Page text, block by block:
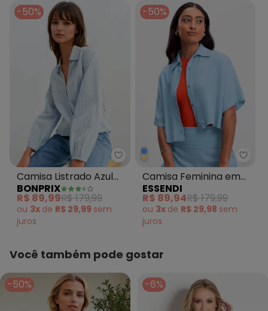
-50%
bonprix - Camisa Listrado Azul
Camisa Listrado Azul
em Tricoline
BONPRIX
R$ 89,99R$ 179,99
ou 3x de R$ 29,99 sem
juros
-50%
Camisa Feminina em
Viscose Sarjada Azul
ESSENDI
R$ 89,94R$ 179,99
ou 3x de R$ 29,98 sem
juros
Você também pode gostar
-50% -6%